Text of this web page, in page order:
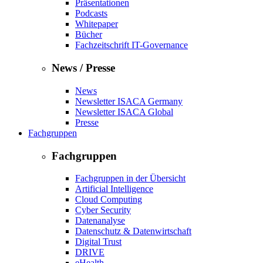
Präsentationen
Podcasts
Whitepaper
Bücher
Fachzeitschrift IT-Governance
News / Presse
News
Newsletter ISACA Germany
Newsletter ISACA Global
Presse
Fachgruppen
Fachgruppen
Fachgruppen in der Übersicht
Artificial Intelligence
Cloud Computing
Cyber Security
Datenanalyse
Datenschutz & Datenwirtschaft
Digital Trust
DRIVE